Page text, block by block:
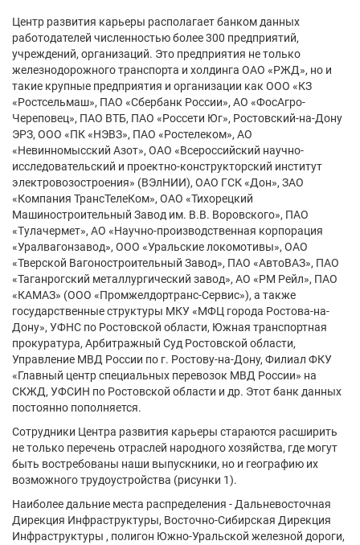
Центр развития карьеры располагает банком данных
работодателей численностью более 300 предприятий,
учреждений, организаций. Это предприятия не только
железнодорожного транспорта и холдинга ОАО «РЖД», но и
такие крупные предприятия и организации как ООО «КЗ
«Ростсельмаш», ПАО «Сбербанк России», АО «ФосАгро-
Череповец», ПАО ВТБ, ПАО «Россети Юг», Ростовский-на-Дону
ЭРЗ, ООО «ПК «НЭВЗ», ПАО «Ростелеком», АО
«Невинномысский Азот», ОАО «Всероссийский научно-
исследовательский и проектно-конструкторский институт
электровозостроения» (ВЭлНИИ), ОАО ГСК «Дон», ЗАО
«Компания ТрансТелеКом», ОАО «Тихорецкий
Машиностроительный Завод им. В.В. Воровского», ПАО
«Тулачермет», АО «Научно-производственная корпорация
«Уралвагонзавод», ООО «Уральские локомотивы», ОАО
«Тверской Вагоностроительный Завод», ПАО «АвтоВАЗ», ПАО
«Таганрогский металлургический завод», АО «РМ Рейл», ПАО
«КАМАЗ» (ООО «Промжелдортранс-Сервис»), а также
государственные структуры МКУ «МФЦ города Ростова-на-
Дону», УФНС по Ростовской области, Южная транспортная
прокуратура, Арбитражный Суд Ростовской области,
Управление МВД России по г. Ростову-на-Дону, Филиал ФКУ
«Главный центр специальных перевозок МВД России» на
СКЖД, УФСИН по Ростовской области и др. Этот банк данных
постоянно пополняется.
Сотрудники Центра развития карьеры стараются расширить
не только перечень отраслей народного хозяйства, где могут
быть востребованы наши выпускники, но и географию их
возможного трудоустройства (рисунки 1).
Наиболее дальние места распределения - Дальневосточная
Дирекция Инфраструктуры, Восточно-Сибирская Дирекция
Инфраструктуры , полигон Южно-Уральской железной дороги,